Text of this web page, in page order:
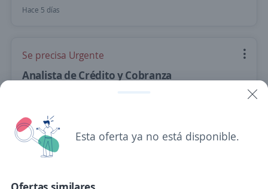
Hace 5 días
Se precisa Urgente
Analista de Crédito y Cobranza
Hace 5 días
Esta oferta ya no está disponible.